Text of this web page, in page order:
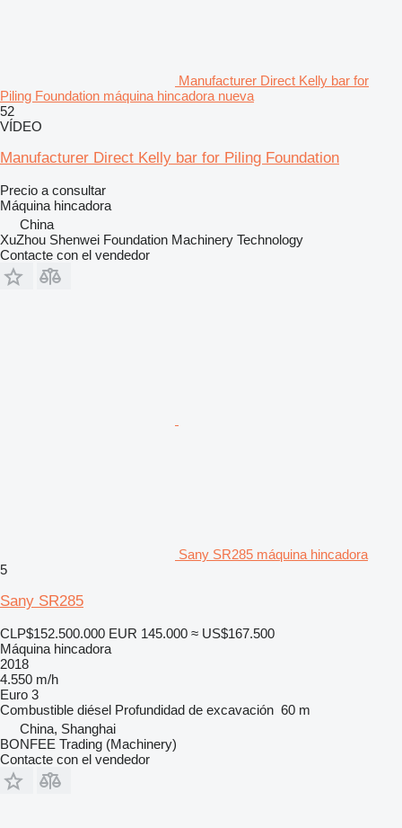
Manufacturer Direct Kelly bar for
Piling Foundation máquina hincadora nueva
52
VÍDEO
Manufacturer Direct Kelly bar for Piling Foundation
Precio a consultar
Máquina hincadora
China
XuZhou Shenwei Foundation Machinery Technology
Contacte con el vendedor
Sany SR285 máquina hincadora
5
Sany SR285
CLP$152.500.000 EUR 145.000 ≈ US$167.500
Máquina hincadora
2018
4.550 m/h
Euro 3
Combustible diésel Profundidad de excavación 60 m
China, Shanghai
BONFEE Trading (Machinery)
Contacte con el vendedor